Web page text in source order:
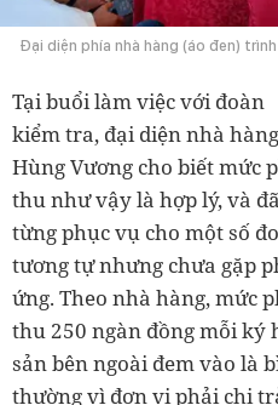
Đại diện phía nhà hàng (áo đen)
Tại buổi làm việc với đoàn
kiểm tra, đại diện nhà hàng
Hùng Vương cho biết mức
thu như vậy là hợp lý, và đã
từng phục vụ cho một số
tương tự nhưng chưa gặp
ứng. Theo nhà hàng, mức
thu 250 ngàn đồng mỗi ký
sản bên ngoài đem vào là
thường vì đơn vị phải chi